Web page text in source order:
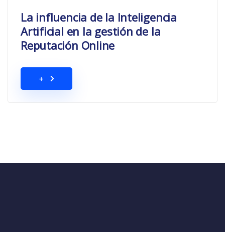
La influencia de la Inteligencia
Artificial en la gestión de la
Reputación Online
+